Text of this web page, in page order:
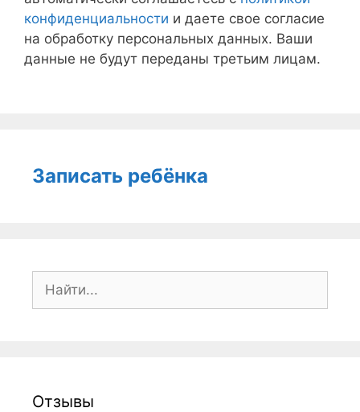
конфиденциальности и даете свое согласие
на обработку персональных данных. Ваши
данные не будут переданы третьим лицам.
Записать ребёнка
Поиск:
Отзывы